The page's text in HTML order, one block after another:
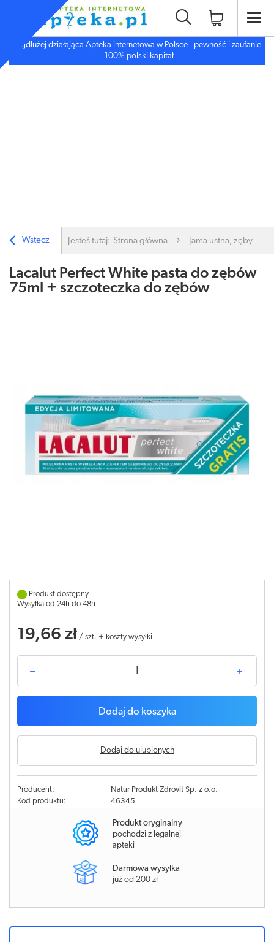
Najdłużej działająca Apteka internetowa w Polsce - pewność i zaufanie
- 100% polski kapitał
Wstecz Jesteś tutaj: Strona główna Jama ustna, zęby
Lacalut Perfect White pasta do zębów
75ml + szczoteczka do zębów
Produkt dostępny
Wysyłka od 24h do 48h
19,66 zł / szt. + koszty wysyłki
Dodaj do koszyka
Dodaj do ulubionych
Producent:
Natur Produkt Zdrovit Sp. z o.o.
Kod produktu:
46345
Produkt oryginalny
pochodzi z legalnej
apteki
Darmowa wysyłka
już od 200 zł